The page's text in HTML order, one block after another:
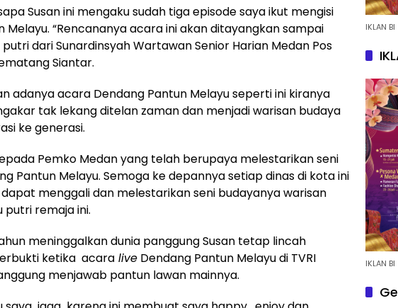
Susan ini mengaku sudah tiga episode saya ikut mengisi
Melayu. “Rencananya acara ini akan ditayangkan sampai
dari Sunardinsyah Wartawan Senior Harian Medan Pos
Siantar.
adanya acara Dendang Pantun Melayu seperti ini kiranya
tak lekang ditelan zaman dan menjadi warisan budaya
ke generasi.
Pemko Medan yang telah berupaya melestarikan seni
Pantun Melayu. Semoga ke depannya setiap dinas di kota ini
menggali dan melestarikan seni budayanya warisan
putri remaja ini.
meninggalkan dunia panggung Susan tetap lincah
ketika acara live Dendang Pantun Melayu di TVRI
menjawab pantun lawan mainnya.
IKLAN BI
IKLAN BI